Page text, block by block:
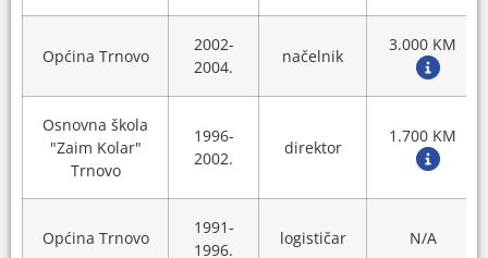
Općina Trnovo
2002-
2004.
načelnik
3.000 KM
Osnovna škola
"Zaim Kolar"
Trnovo
1996-
2002.
direktor
1.700 KM
Općina Trnovo
1991-
1996.
logističar N/A